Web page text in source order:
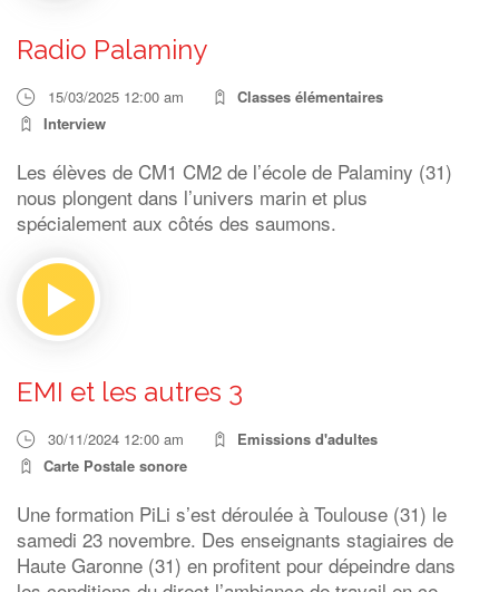
Radio Palaminy
15/03/2025 12:00 am
Classes élémentaires
Interview
Les élèves de CM1 CM2 de l’école de Palaminy (31)
nous plongent dans l’univers marin et plus
spécialement aux côtés des saumons.
EMI et les autres 3
30/11/2024 12:00 am
Emissions d'adultes
Carte Postale sonore
Une formation PiLi s’est déroulée à Toulouse (31) le
samedi 23 novembre. Des enseignants stagiaires de
Haute Garonne (31) en profitent pour dépeindre dans